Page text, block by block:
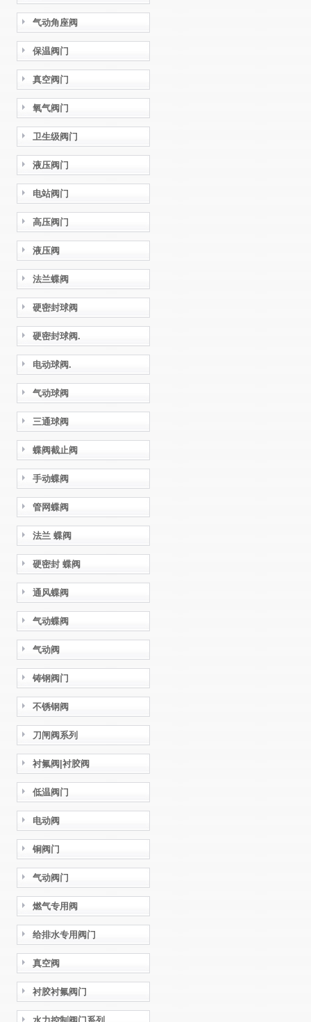
气动角座阀
保温阀门
真空阀门
氧气阀门
卫生级阀门
液压阀门
电站阀门
高压阀门
液压阀
法兰蝶阀
硬密封球阀
硬密封球阀.
电动球阀.
气动球阀
三通球阀
蝶阀截止阀
手动蝶阀
管网蝶阀
法兰 蝶阀
硬密封 蝶阀
通风蝶阀
气动蝶阀
气动阀
铸钢阀门
不锈钢阀
刀闸阀系列
衬氟阀|衬胶阀
低温阀门
电动阀
铜阀门
气动阀门
燃气专用阀
给排水专用阀门
真空阀
衬胶衬氟阀门